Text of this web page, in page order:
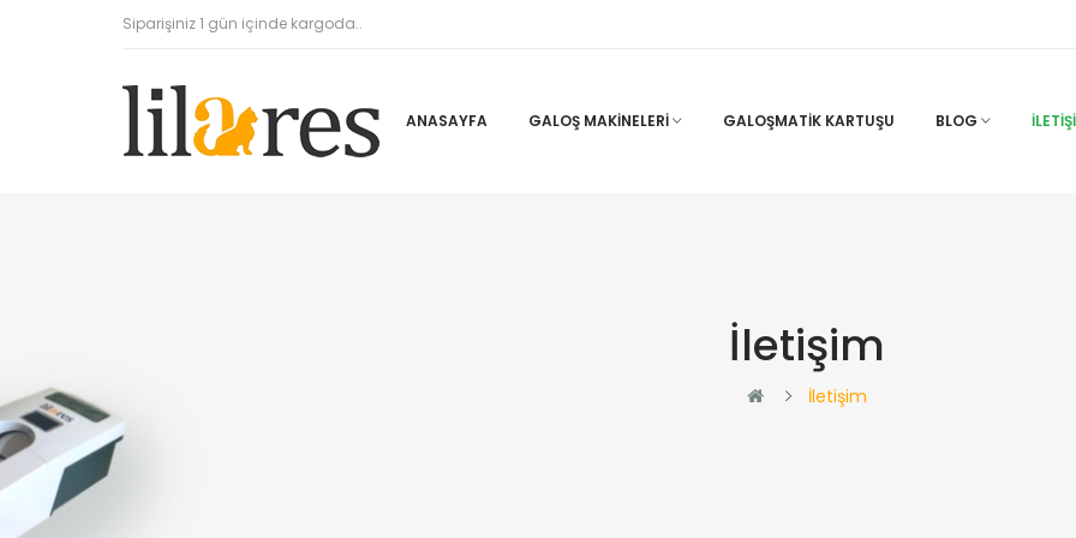
Siparişiniz 1 gün içinde kargoda..
ANASAYFA GALOŞ MAKINELERI GALOŞMATIK KARTUŞU BLOG
İletişim
İletişim